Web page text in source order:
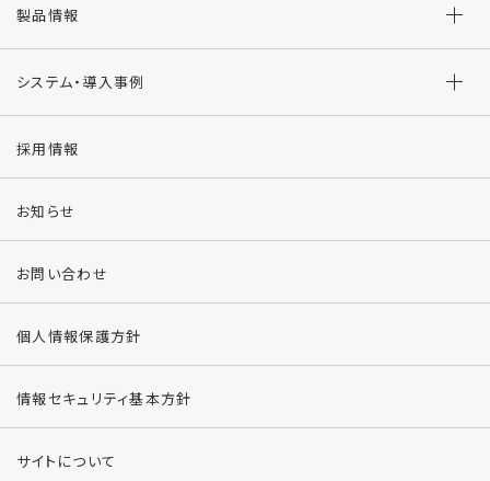
製品情報
システム・導入事例
採用情報
お知らせ
お問い合わせ
個人情報保護方針
情報セキュリティ基本方針
サイトについて